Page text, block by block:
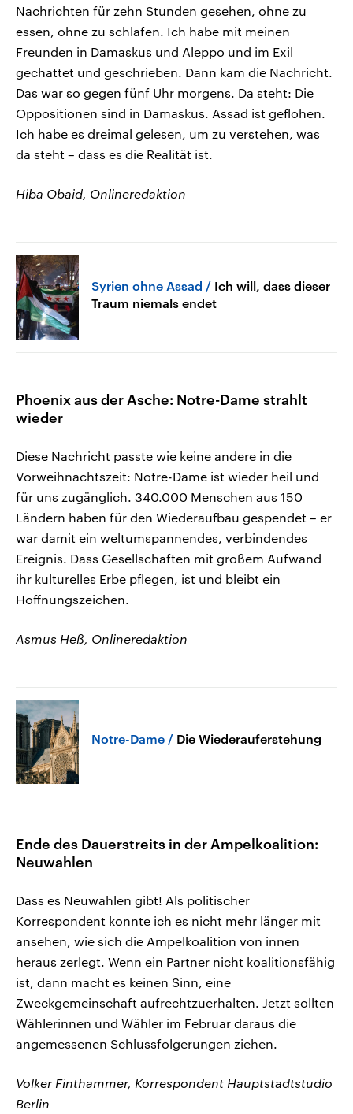
Nachrichten für zehn Stunden gesehen, ohne zu
essen, ohne zu schlafen. Ich habe mit meinen
Freunden in Damaskus und Aleppo und im Exil
gechattet und geschrieben. Dann kam die Nachricht.
Das war so gegen fünf Uhr morgens. Da steht: Die
Oppositionen sind in Damaskus. Assad ist geflohen.
Ich habe es dreimal gelesen, um zu verstehen, was
da steht – dass es die Realität ist.
Hiba Obaid, Onlineredaktion
Syrien ohne Assad
Ich will, dass dieser
Traum niemals endet
Phoenix aus der Asche: Notre-Dame strahlt
wieder
Diese Nachricht passte wie keine andere in die
Vorweihnachtszeit: Notre-Dame ist wieder heil und
für uns zugänglich. 340.000 Menschen aus 150
Ländern haben für den Wiederaufbau gespendet – er
war damit ein weltumspannendes, verbindendes
Ereignis. Dass Gesellschaften mit großem Aufwand
ihr kulturelles Erbe pflegen, ist und bleibt ein
Hoffnungszeichen.
Asmus Heß, Onlineredaktion
Notre-Dame Die Wiederauferstehung
Ende des Dauerstreits in der Ampelkoalition:
Neuwahlen
Dass es Neuwahlen gibt! Als politischer
Korrespondent konnte ich es nicht mehr länger mit
ansehen, wie sich die Ampelkoalition von innen
heraus zerlegt. Wenn ein Partner nicht koalitionsfähig
ist, dann macht es keinen Sinn, eine
Zweckgemeinschaft aufrechtzuerhalten. Jetzt sollten
Wählerinnen und Wähler im Februar daraus die
angemessenen Schlussfolgerungen ziehen.
Volker Finthammer, Korrespondent Hauptstadtstudio
Berlin